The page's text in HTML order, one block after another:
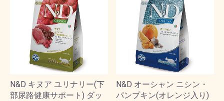
N&D キヌア ユリナリー(下
部尿路健康サポート) ダッ
N&D オーシャン ニシン・
パンプキン(オレンジ入り)